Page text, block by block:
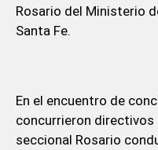
Rosario del Ministerio
Santa Fe.
En el encuentro de
concurrieron directivos
seccional Rosario